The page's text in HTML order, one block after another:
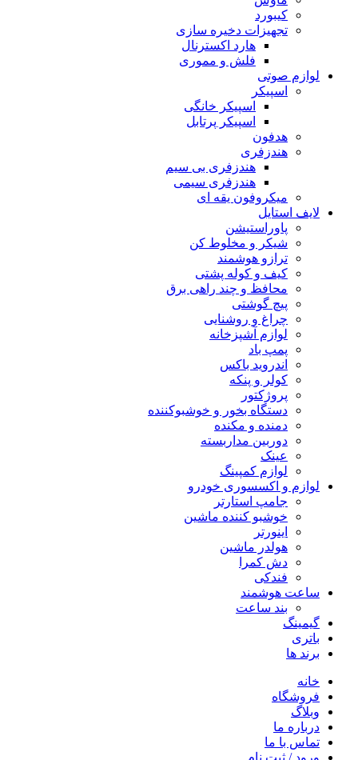
کیبورد
تجهیزات دخیره سازی
هارد اکسترنال
فلش و مموری
لوازم صوتی
اسپیکر
اسپیکر خانگی
اسپیکر پرتابل
هدفون
هندزفری
هندزفری بی سیم
هندزفری سیمی
میکروفون یقه ای
لایف استایل
پاوراستیشن
شیکر و مخلوط کن
ترازو هوشمند
کیف و کوله پشتی
محافظ و چند راهی برق
پیچ گوشتی
چراغ و روشنایی
لوازم آشپزخانه
پمپ باد
اندروید باکس
کولر و پنکه
پروژکتور
دستگاه بخور و خوشبوکننده
دمنده و مکنده
دوربین مداربسته
عینک
لوازم کمپینگ
لوازم و اکسسوری خودرو
جامپ استارتر
خوشبو کننده ماشین
اینورتر
هولدر ماشین
دش کمرا
فندکی
ساعت هوشمند
بند ساعت
گیمینگ
باتری
برند ها
خانه
فروشگاه
وبلاگ
درباره ما
تماس با ما
ورود / ثبت نام